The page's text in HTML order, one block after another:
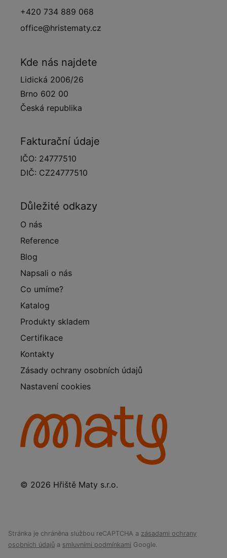
+420 734 889 068
office@hristematy.cz
Kde nás najdete
Lidická 2006/26
Brno 602 00
Česká republika
Fakturační údaje
IČO: 24777510
DIČ: CZ24777510
Důležité odkazy
O nás
Reference
Blog
Napsali o nás
Co umíme?
Katalog
Produkty skladem
Certifikace
Kontakty
Zásady ochrany osobních údajů
Nastavení cookies
© 2026 Hřiště Maty s.r.o.
Stránka je chráněna službou reCAPTCHA a zásadami ochrany
osobních údajů a smluvními podmínkami Google.